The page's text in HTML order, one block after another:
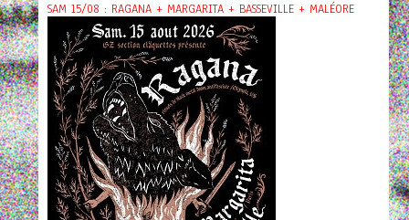
SAM 15/08 : RAGANA + MARGARITA + BASSEVILLE + MALÉORE